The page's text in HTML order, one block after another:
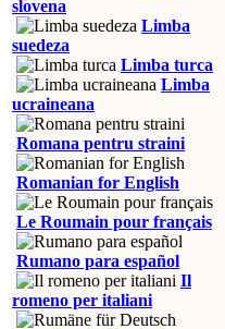
slovena
Limba
suedeza
Limba turca
Limba
ucraineana
Romana pentru straini
Romanian for English
Le Roumain pour français
Rumano para español
Il
romeno per italiani